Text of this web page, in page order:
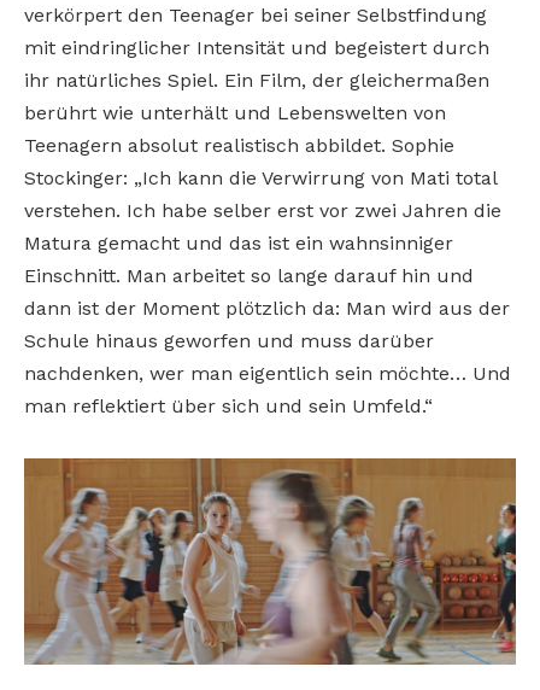
verkörpert den Teenager bei seiner Selbstfindung
mit eindringlicher Intensität und begeistert durch
ihr natürliches Spiel. Ein Film, der gleichermaßen
berührt wie unterhält und Lebenswelten von
Teenagern absolut realistisch abbildet. Sophie
Stockinger: „Ich kann die Verwirrung von Mati total
verstehen. Ich habe selber erst vor zwei Jahren die
Matura gemacht und das ist ein wahnsinniger
Einschnitt. Man arbeitet so lange darauf hin und
dann ist der Moment plötzlich da: Man wird aus der
Schule hinaus geworfen und muss darüber
nachdenken, wer man eigentlich sein möchte… Und
man reflektiert über sich und sein Umfeld.“